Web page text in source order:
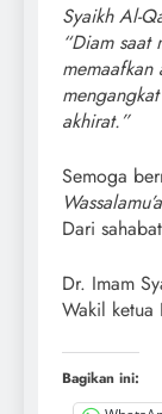
Syaikh Al-
“Diam saat
memaafkan
akhirat.”
Semoga
Dari
Dr. Imam
Wakil ketua
Bagikan ini: